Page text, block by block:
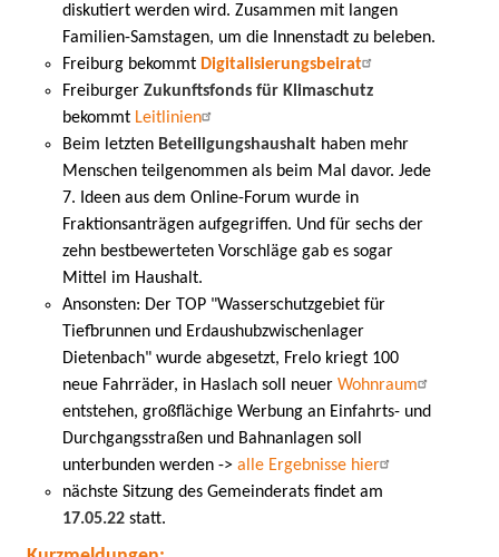
diskutiert werden wird. Zusammen mit langen
Familien-Samstagen, um die Innenstadt zu beleben.
Freiburg bekommt Digitalisierungsbeirat
Freiburger Zukunftsfonds für Klimaschutz
bekommt Leitlinien
Beim letzten Beteiligungshaushalt haben mehr
Menschen teilgenommen als beim Mal davor. Jede
7. Ideen aus dem Online-Forum wurde in
Fraktionsanträgen aufgegriffen. Und für sechs der
zehn bestbewerteten Vorschläge gab es sogar
Mittel im Haushalt.
Ansonsten: Der TOP "Wasserschutzgebiet für
Tiefbrunnen und Erdaushubzwischenlager
Dietenbach" wurde abgesetzt, Frelo kriegt 100
neue Fahrräder, in Haslach soll neuer Wohnraum
entstehen, großflächige Werbung an Einfahrts- und
Durchgangsstraßen und Bahnanlagen soll
unterbunden werden -> alle Ergebnisse hier
nächste Sitzung des Gemeinderats findet am
17.05.22 statt.